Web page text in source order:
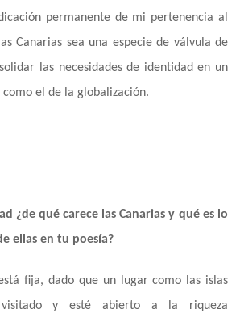
permanente de mi pertenencia al
Canarias sea una especie de válvula de
las necesidades de identidad en un
el de la globalización.
¿de qué carece las Canarias y qué es lo
ellas en tu poesía?
fija, dado que un lugar como las islas
visitado y esté abierto a la riqueza